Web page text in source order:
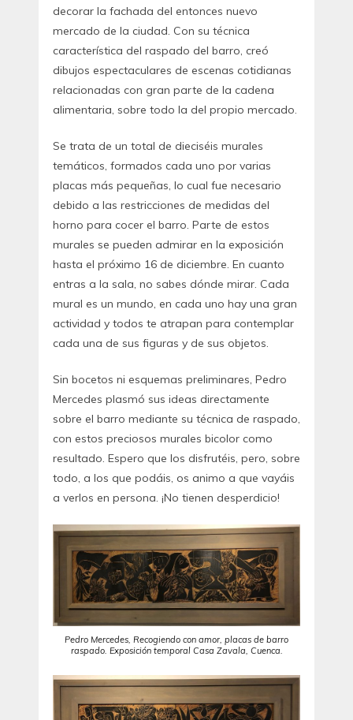
decorar la fachada del entonces nuevo
mercado de la ciudad. Con su técnica
característica del raspado del barro, creó
dibujos espectaculares de escenas cotidianas
relacionadas con gran parte de la cadena
alimentaria, sobre todo la del propio mercado.
Se trata de un total de dieciséis murales
temáticos, formados cada uno por varias
placas más pequeñas, lo cual fue necesario
debido a las restricciones de medidas del
horno para cocer el barro. Parte de estos
murales se pueden admirar en la exposición
hasta el próximo 16 de diciembre. En cuanto
entras a la sala, no sabes dónde mirar. Cada
mural es un mundo, en cada uno hay una gran
actividad y todos te atrapan para contemplar
cada una de sus figuras y de sus objetos.
Sin bocetos ni esquemas preliminares, Pedro
Mercedes plasmó sus ideas directamente
sobre el barro mediante su técnica de raspado,
con estos preciosos murales bicolor como
resultado. Espero que los disfrutéis, pero, sobre
todo, a los que podáis, os animo a que vayáis
a verlos en persona. ¡No tienen desperdicio!
Pedro Mercedes, Recogiendo con amor, placas de barro
raspado. Exposición temporal Casa Zavala, Cuenca.